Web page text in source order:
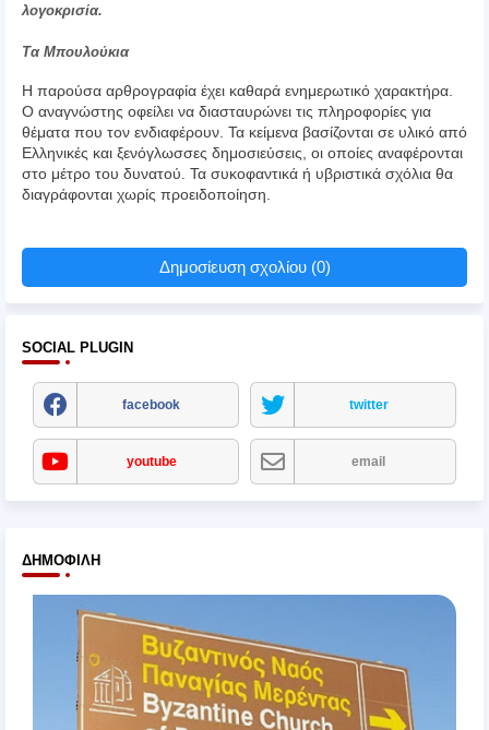
λογοκρισία.
Τα Μπουλούκια
Η παρούσα αρθρογραφία έχει καθαρά ενημερωτικό χαρακτήρα.
Ο αναγνώστης οφείλει να διασταυρώνει τις πληροφορίες για
θέματα που τον ενδιαφέρουν. Τα κείμενα βασίζονται σε υλικό από
Ελληνικές και ξενόγλωσσες δημοσιεύσεις, οι οποίες αναφέρονται
στο μέτρο του δυνατού. Τα συκοφαντικά ή υβριστικά σχόλια θα
διαγράφονται χωρίς προειδοποίηση.
Δημοσίευση σχολίου (0)
SOCIAL PLUGIN
facebook twitter
youtube email
ΔΗΜΟΦΙΛΉ